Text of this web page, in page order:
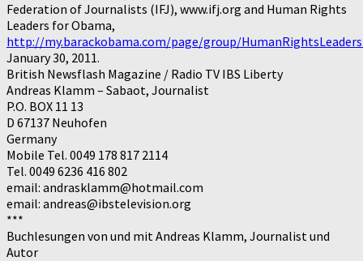
Federation of Journalists (IFJ), www.ifj.org and Human Rights
Leaders for Obama,
http://my.barackobama.com/page/group/
January 30, 2011.
British Newsflash Magazine / Radio TV IBS Liberty
Andreas Klamm – Sabaot, Journalist
P.O. BOX 11 13
D 67137 Neuhofen
Germany
Mobile Tel. 0049 178 817 2114
Tel. 0049 6236 416 802
email: andrasklamm@hotmail.com
email: andreas@ibstelevision.org
***
Buchlesungen von und mit Andreas Klamm, Journalist und
Autor